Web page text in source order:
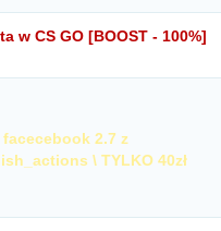
w CS GO [BOOST - 100%]
2.7 z
\ TYLKO 40zł